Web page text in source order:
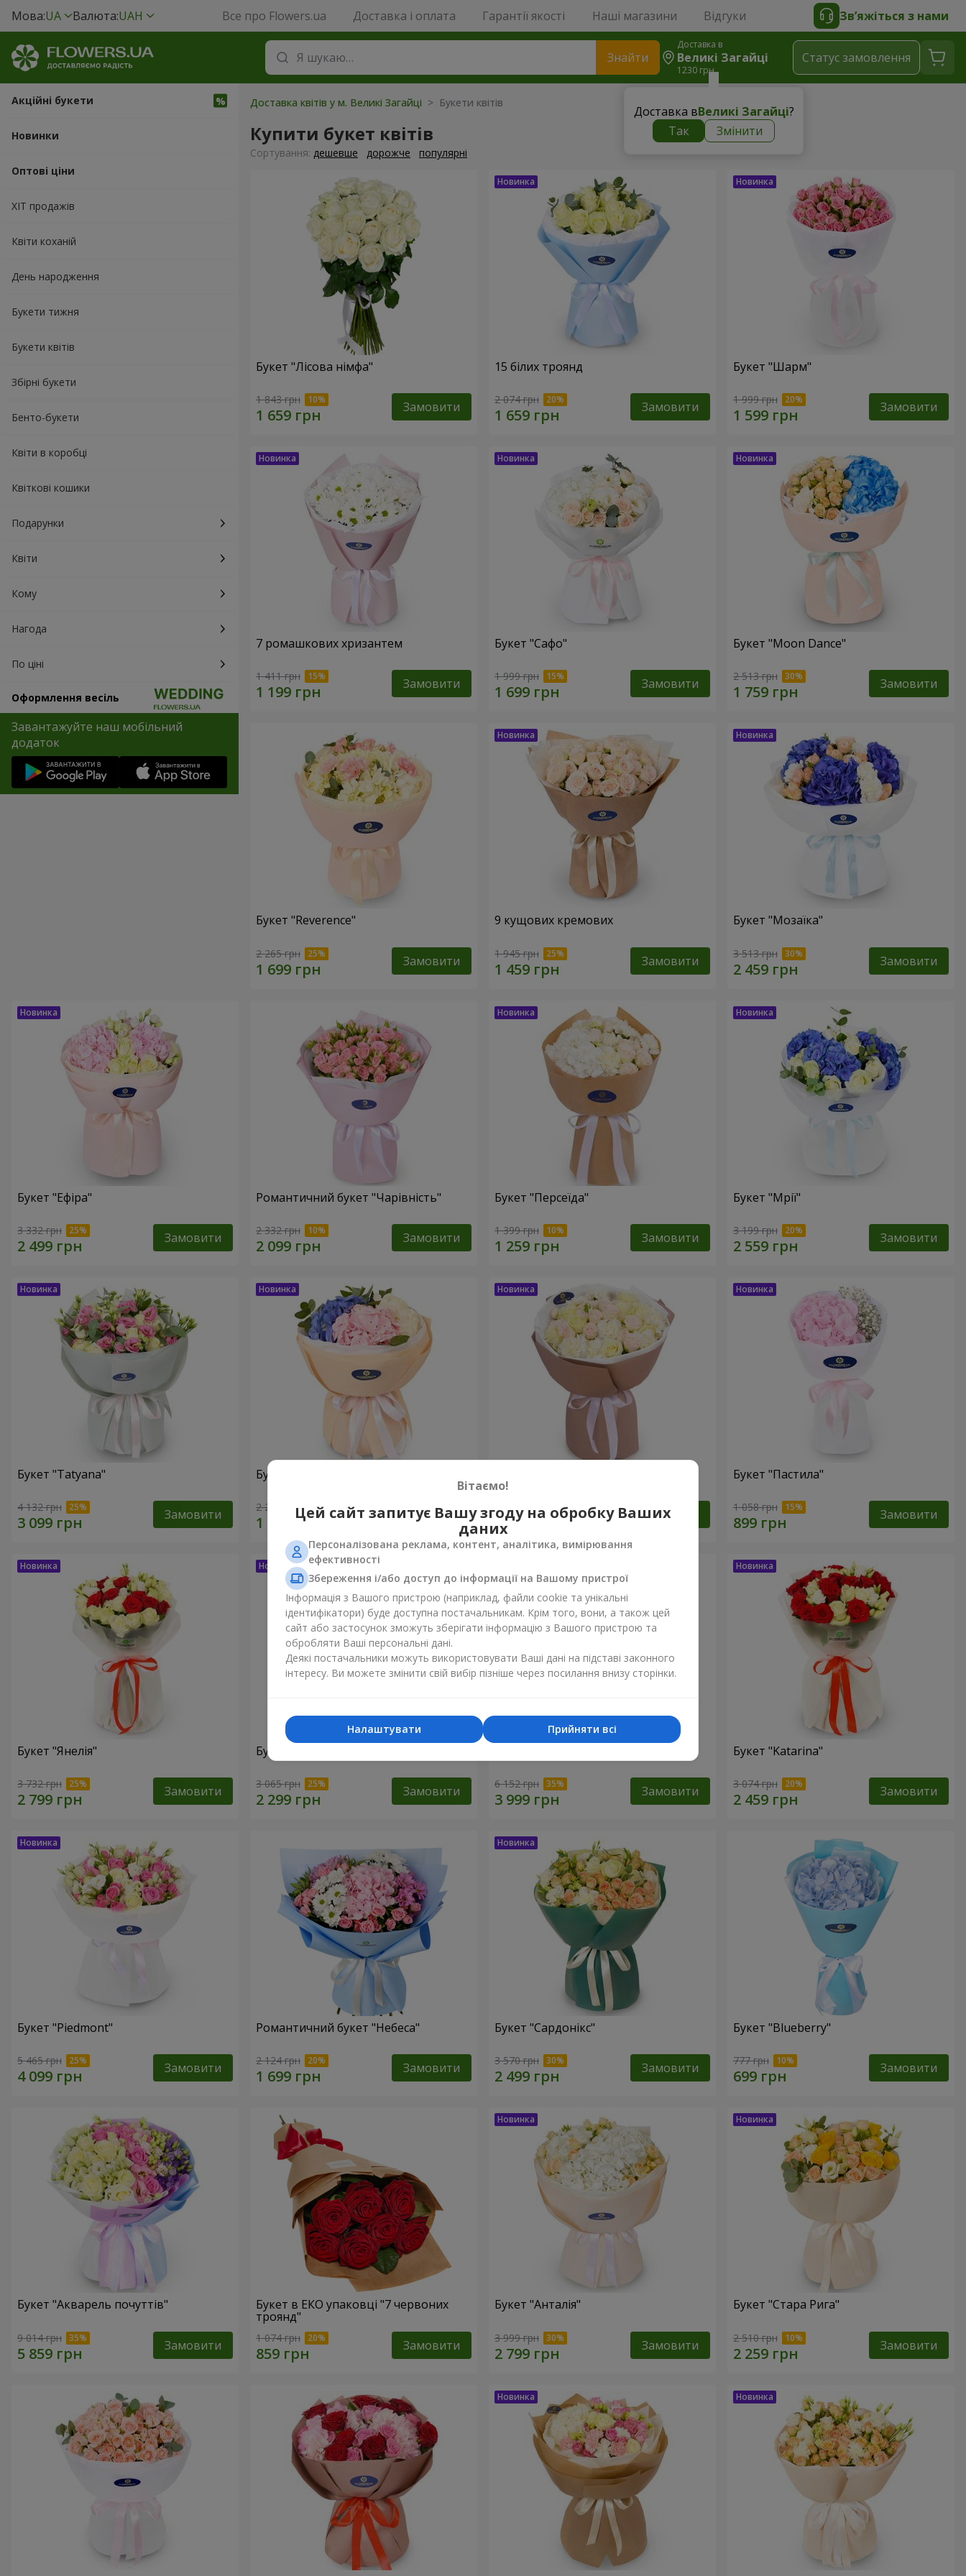
Мова:UA Валюта:UAH Все про Flowers.ua Доставка і оплата Гарантії якості Наші магазини Відгуки Зв’яжіться з нами
Знайти
Доставка в
Великі Загайці
1230 грн
Доставка вВеликі Загайці?
Так
Змінити
Статус замовлення
Акційні букети
Новинки
Оптові ціни
ХІТ продажів
Квіти коханій
День народження
Букети тижня
Букети квітів
Збірні букети
Бенто-букети
Квіти в коробці
Квіткові кошики
Подарунки
Квіти
Кому
Нагода
По ціні
Оформлення весіль
Завантажуйте наш мобільний
додаток
Доставка квітів у м. Великі Загайці > Букети квітів
Купити букет квітів
Сортування: дешевше дорожче популярні
Букет "Лісова німфа"
1 843 грн Замовити
15 білих троянд
2 074 грн Замовити
Букет "Шарм"
1 999 грн Замовити
7 ромашкових хризантем
1 411 грн Замовити
Букет "Сафо"
1 999 грн Замовити
Букет "Moon Dance"
2 513 грн Замовити
Букет "Reverence"
2 265 грн Замовити
9 кущових кремових
1 945 грн Замовити
Букет "Мозаїка"
3 513 грн Замовити
Букет "Ефіра"
3 332 грн Замовити
Романтичний букет "Чарівність"
2 332 грн Замовити
Букет "Персеїда"
1 399 грн Замовити
Букет "Мрії"
3 199 грн Замовити
Букет "Tatyana"
4 132 грн Замовити
Букет "Хмара почуттів"
2 265 грн Замовити 2 499 грн Замовити
Букет "Пастила"
1 058 грн Замовити
Букет "Янелія"
3 732 грн Замовити
Букет "Щирість"
3 065 грн Замовити 6 152 грн Замовити
Букет "Katarina"
3 074 грн Замовити
Букет "Piedmont"
5 465 грн Замовити
Романтичний букет "Небеса"
2 124 грн Замовити
Букет "Сардонікс"
3 570 грн Замовити
Букет "Blueberry"
777 грн Замовити
Букет "Акварель почуттів"
9 014 грн Замовити
Букет в ЕКО упаковці "7 червоних
троянд"
1 074 грн Замовити
Букет "Анталія"
3 999 грн Замовити
Букет "Стара Рига"
2 510 грн Замовити
Вітаємо!
Цей сайт запитує Вашу згоду на обробку Ваших
даних
Персоналізована реклама, контент, аналітика, вимірювання
ефективності
Збереження і/або доступ до інформації на Вашому пристрої
Інформація з Вашого пристрою (наприклад, файли cookie та унікальні
ідентифікатори) буде доступна постачальникам. Крім того, вони, а також цей
сайт або застосунок зможуть зберігати інформацію з Вашого пристрою та
обробляти Ваші персональні дані.
Деякі постачальники можуть використовувати Ваші дані на підставі законного
інтересу. Ви можете змінити свій вибір пізніше через посилання внизу сторінки.
Прийняти всі
Налаштувати